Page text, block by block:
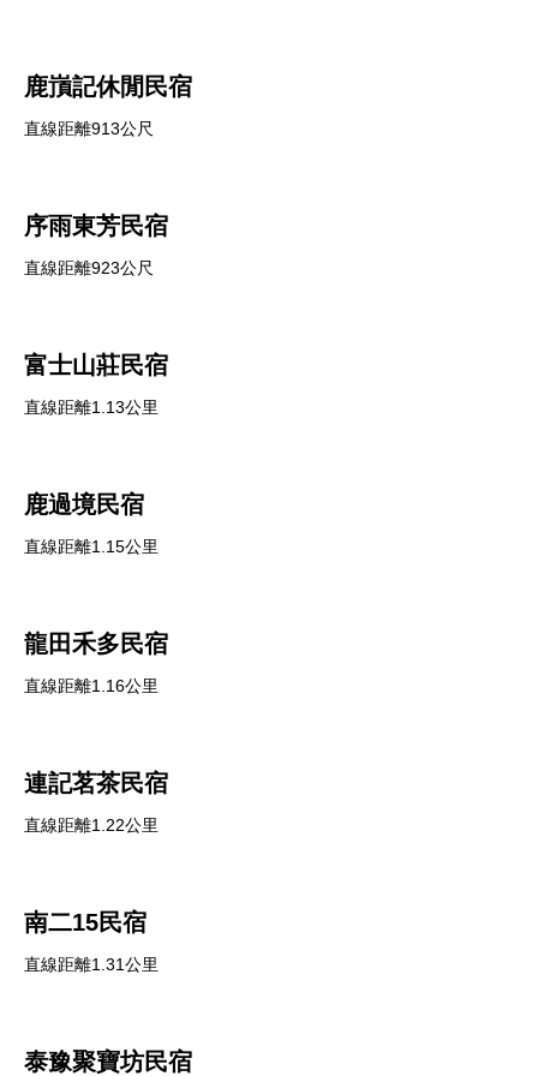
鹿嵿記休閒民宿
直線距離913公尺
序雨東芳民宿
直線距離923公尺
富士山莊民宿
直線距離1.13公里
鹿過境民宿
直線距離1.15公里
龍田禾多民宿
直線距離1.16公里
連記茗茶民宿
直線距離1.22公里
南二15民宿
直線距離1.31公里
泰豫聚寶坊民宿